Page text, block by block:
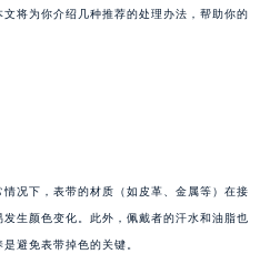
将为你介绍几种推荐的处理办法，帮助你的
况下，表带的材质（如皮革、金属等）在接
生颜色变化。此外，佩戴者的汗水和油脂也
避免表带掉色的关键。